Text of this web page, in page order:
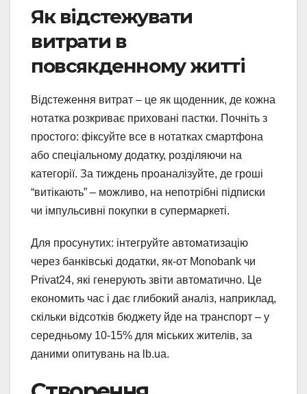
Як відстежувати
витрати в
повсякденному житті
Відстеження витрат – це як щоденник, де кожна
нотатка розкриває приховані пастки. Почніть з
простого: фіксуйте все в нотатках смартфона
або спеціальному додатку, розділяючи на
категорії. За тиждень проаналізуйте, де гроші
“витікають” – можливо, на непотрібні підписки
чи імпульсивні покупки в супермаркеті.
Для просунутих: інтегруйте автоматизацію
через банківські додатки, як-от Monobank чи
Privat24, які генерують звіти автоматично. Це
економить час і дає глибокий аналіз, наприклад,
скільки відсотків бюджету йде на транспорт – у
середньому 10-15% для міських жителів, за
даними опитувань на lb.ua.